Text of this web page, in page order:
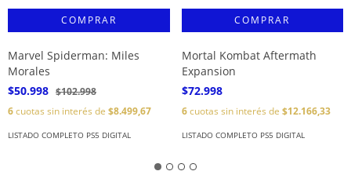
Marvel Spiderman: Miles
Morales
$50.998 $102.998
6cuotas sin interés de $8.499,67
LISTADO COMPLETO PS5 DIGITAL
Mortal Kombat Aftermath
Expansion
$72.998
6cuotas sin interés de $12.166,33
LISTADO COMPLETO PS5 DIGITAL